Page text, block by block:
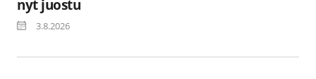
nyt juostu
3.8.2026